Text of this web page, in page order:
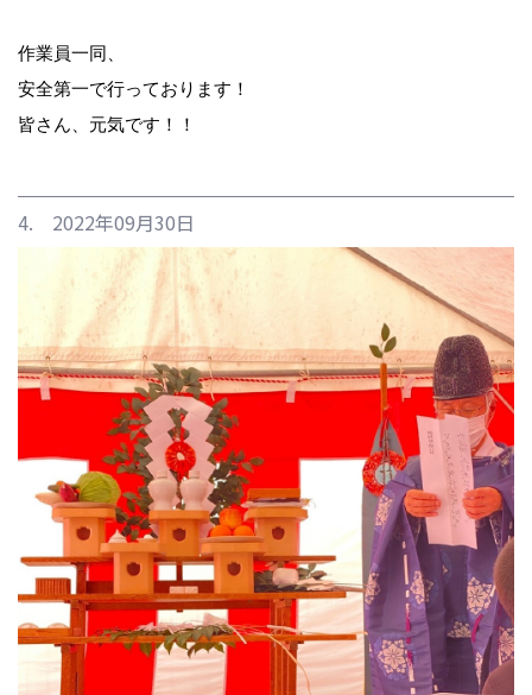
作業員一同、
安全第一で行っております！
皆さん、元気です！！
4. 2022年09月30日